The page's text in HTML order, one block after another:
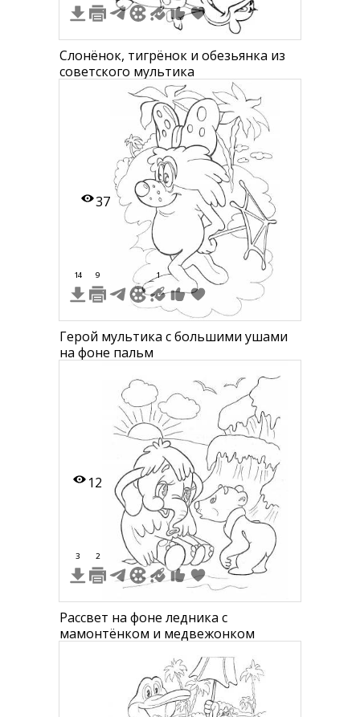
Слонёнок, тигрёнок и обезьянка из
советского мультика
37
14 9 1
Герой мультика с большими ушами
на фоне пальм
12
3 2
Рассвет на фоне ледника с
мамонтёнком и медвежонком